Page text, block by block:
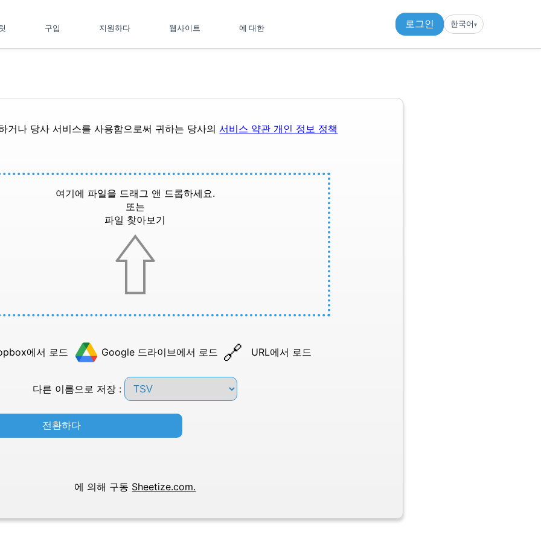
구입 지원하다 웹사이트 에 대한 로그인 한국어▾︎
거나 당사 서비스를 사용함으로써 귀하는 당사의서비스 약관개인 정보 정책
여기에 파일을 드래그 앤 드롭하세요.
또는
파일 찾아보기
에서 로드 Google 드라이브에서 로드 URL에서 로드
다른 이름으로 저장 :
전환하다
에 의해 구동 Sheetize.com.